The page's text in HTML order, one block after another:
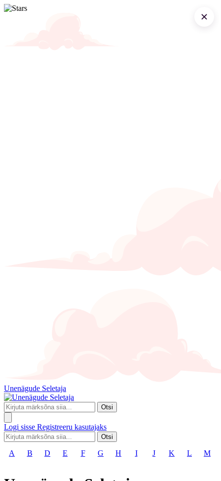
Unenägude Seletaja
Otsi
Logi sisse Registreeru kasutajaks
Otsi
A B D E F G H I J K L M